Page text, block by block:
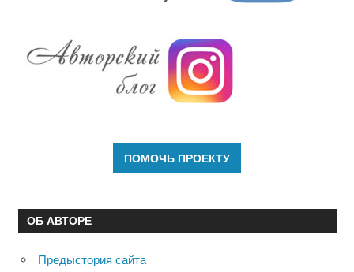
ОБ АВТОРЕ
Предыстория сайта